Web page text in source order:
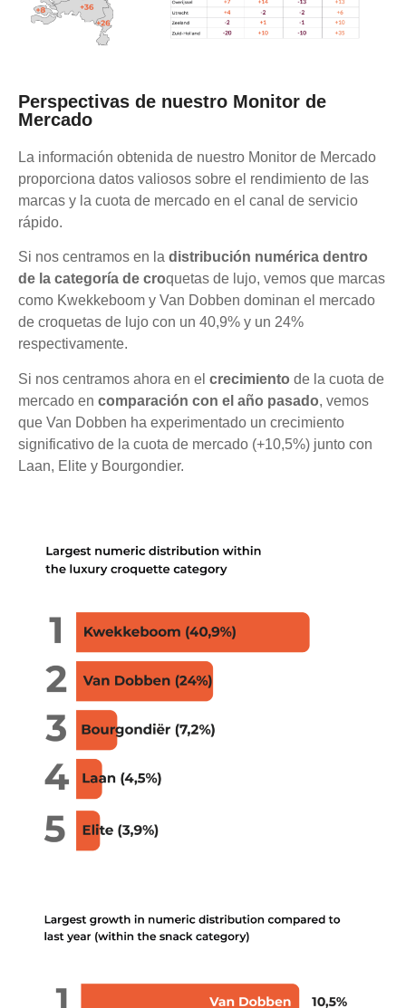
Perspectivas de nuestro Monitor de
Mercado
La información obtenida de nuestro Monitor de Mercado
proporciona datos valiosos sobre el rendimiento de las
marcas y la cuota de mercado en el canal de servicio
rápido.
Si nos centramos en la distribución numérica dentro
de la categoría de croquetas de lujo, vemos que marcas
como Kwekkeboom y Van Dobben dominan el mercado
de croquetas de lujo con un 40,9% y un 24%
respectivamente.
Si nos centramos ahora en el crecimiento de la cuota de
mercado en comparación con el año pasado, vemos
que Van Dobben ha experimentado un crecimiento
significativo de la cuota de mercado (+10,5%) junto con
Laan, Elite y Bourgondier.